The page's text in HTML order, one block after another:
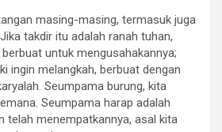
masing-masing, termasuk juga
takdir itu adalah ranah tuhan,
untuk mengusahakannya;
ingin melangkah, berbuat dengan
Seumpama burung, kita
Seumpama harap adalah
telah menempatkannya, asal kita